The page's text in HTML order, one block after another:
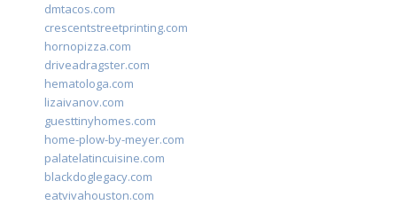
dmtacos.com
crescentstreetprinting.com
hornopizza.com
driveadragster.com
hematologa.com
lizaivanov.com
guesttinyhomes.com
home-plow-by-meyer.com
palatelatincuisine.com
blackdoglegacy.com
eatvivahouston.com